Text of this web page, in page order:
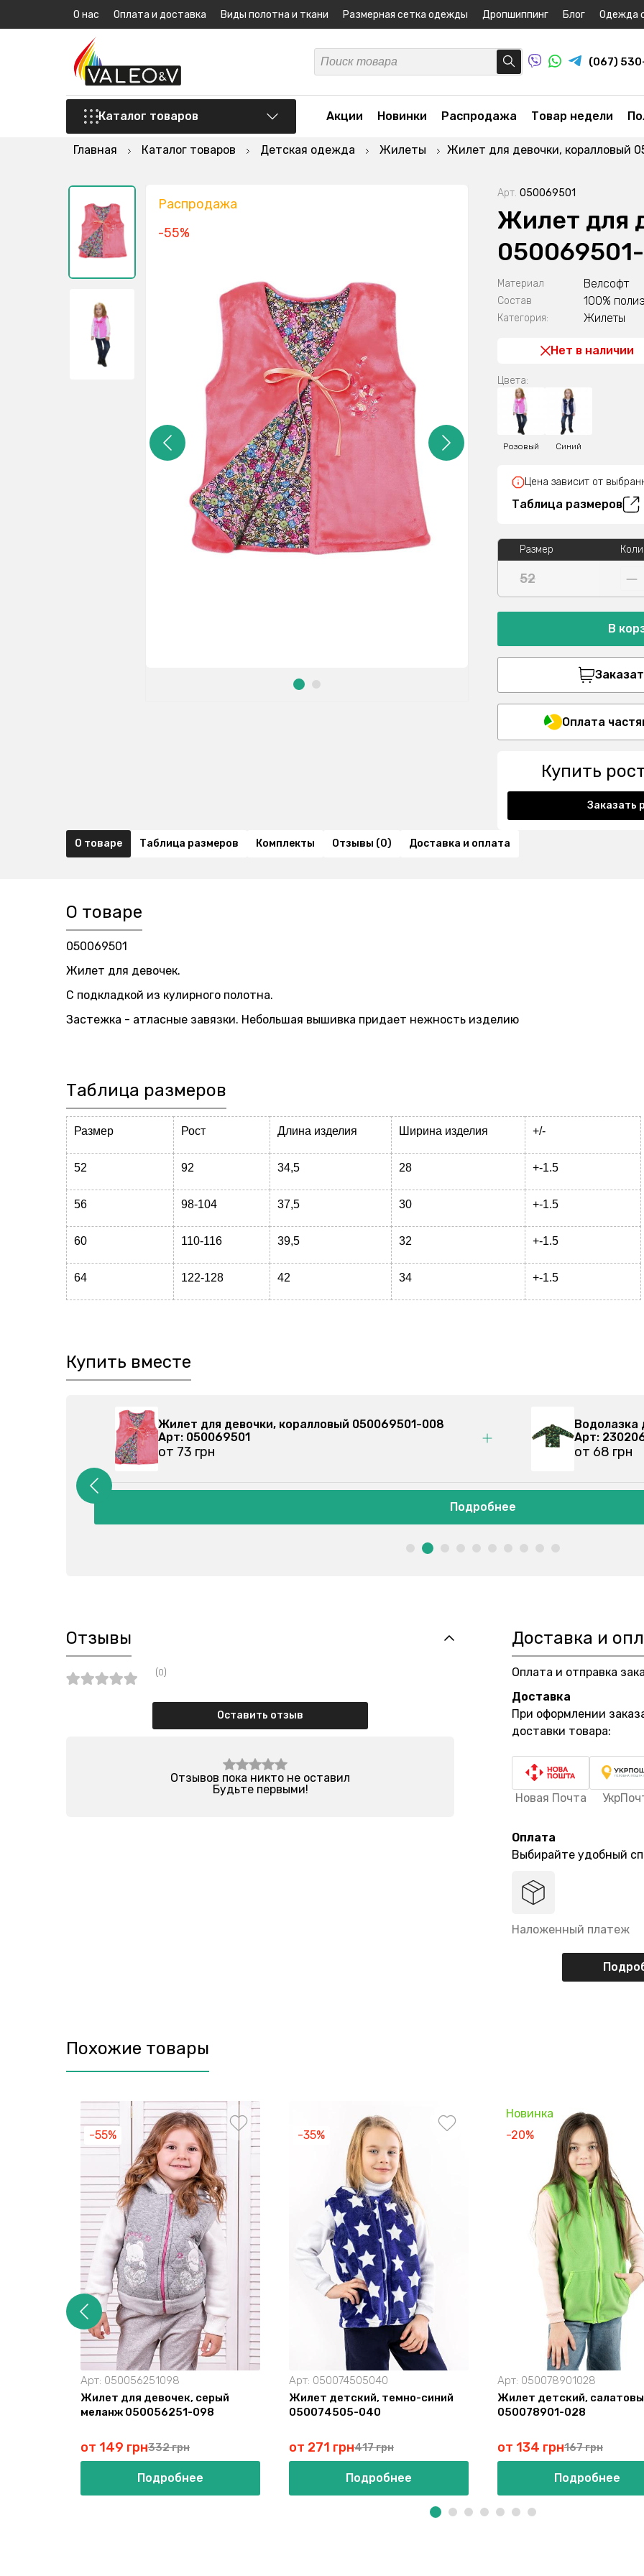
О нас Оплата и доставка Виды полотна и ткани Размерная сетка одежды Дропшиппинг Блог Одежда
(067)
Каталог товаров Акции Новинки Распродажа Товар недели
Главная Каталог товаров Детская одежда Жилеты Жилет для девочки, коралловый
Распродажа
-55%
Арт. 050069501
Жилет для
Материал Велсофт
Состав 100%
Категория: Жилеты
Нет в наличии
Цвета:
Розовый Синий
Цена зависит от
Таблица размеров
Размер
52
В
Оплата
Купить
Заказать
О товаре Таблица размеров Комплекты Отзывы (0) Доставка и оплата
О товаре
050069501
Жилет для девочек.
С подкладкой из кулирного полотна.
Застежка - атласные завязки. Небольшая вышивка придает нежность изделию
Таблица размеров
Размер Рост Длина изделия Ширина изделия +/-
52 92 34,5 28 +-1.5
56 98-104 37,5 30 +-1.5
60 110-116 39,5 32 +-1.5
64 122-128 42 34 +-1.5
Купить вместе
Водолазка детская, камуфляж 230206202-079
Арт: 230206202
от 68 грн
Подробнее
Жилет для
Арт: 050069501
от 73 грн
Отзывы
(0)
Оставить отзыв
Отзывов пока никто не оставил
Будьте первыми!
Доставка и
Оплата и отправка
Доставка
При оформлении
доставки товара:
Новая Почта
Оплата
Выбирайте удобный
Наложенный платеж
Похожие товары
-55%
Арт: 050056251098
Жилет для девочек, серый
меланж 050056251-098
от 149 грн332 грн
Подробнее
-35%
Арт: 050074505040
Жилет детский, темно-синий
050074505-040
от 271 грн417 грн
Подробнее
Новинка
-20%
Арт: 050078901028
Жилет детский,
050078901-028
от 134 грн167 грн
Подробнее